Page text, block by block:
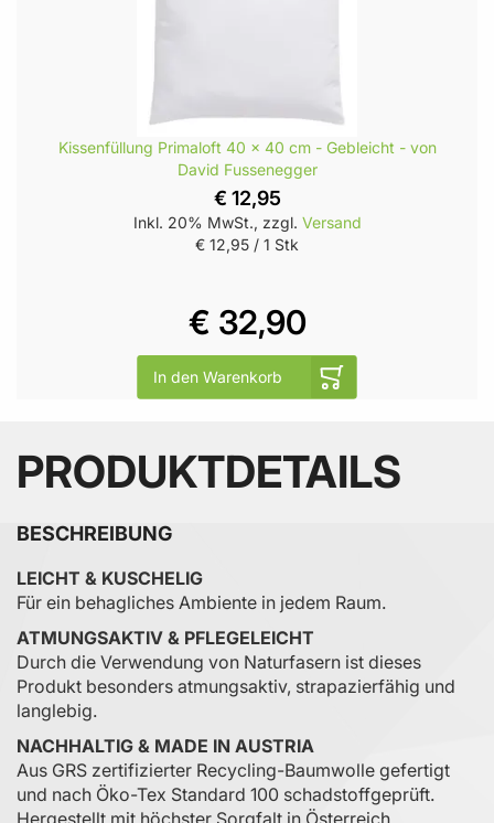
Kissenfüllung Primaloft 40 x 40 cm - Gebleicht - von
David Fussenegger
€ 12,95
Inkl. 20% MwSt., zzgl. Versand
€ 12,95 / 1 Stk
€ 32,90
In den Warenkorb
PRODUKTDETAILS
BESCHREIBUNG
LEICHT & KUSCHELIG
Für ein behagliches Ambiente in jedem Raum.
ATMUNGSAKTIV & PFLEGELEICHT
Durch die Verwendung von Naturfasern ist dieses
Produkt besonders atmungsaktiv, strapazierfähig und
langlebig.
NACHHALTIG & MADE IN AUSTRIA
Aus GRS zertifizierter Recycling-Baumwolle gefertigt
und nach Öko-Tex Standard 100 schadstoffgeprüft.
Hergestellt mit höchster Sorgfalt in Österreich.